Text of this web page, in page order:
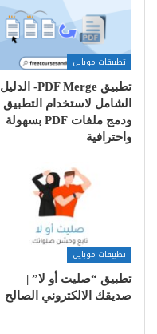
تطبيقات موبايل
تطبيق PDF Merge- الدليل
الشامل لاستخدام التطبيق
ودمج ملفات PDF بسهولة
واحترافية
تطبيقات موبايل
تطبيق “صليت أو لا” |
صديقك الالكتروني الصالح